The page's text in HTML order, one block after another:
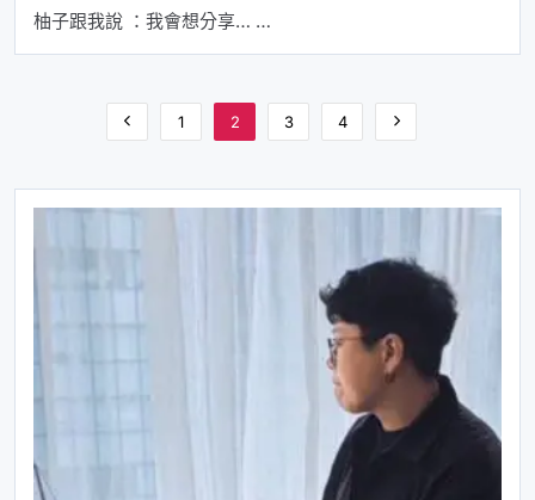
柚子跟我說 ：我會想分享… …
1 2 3 4